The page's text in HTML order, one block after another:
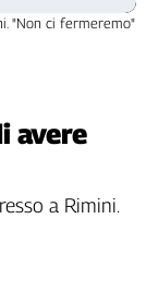
avere
"Non ci fermeremo"
a Rimini.